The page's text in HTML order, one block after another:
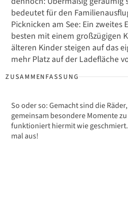
bedeutet für den
Picknicken am See: Ein zweites
besten mit einem großzügigen
älteren Kinder steigen auf das
mehr Platz auf der Ladefläche
So oder so: Gemacht sind die
gemeinsam besondere Momente
funktioniert hiermit wie geschmiert.
mal aus!